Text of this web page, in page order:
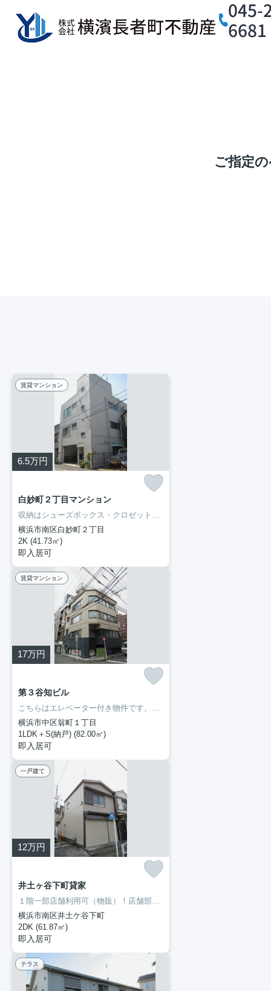
045-
6681
ご指定
賃貸マンション
6.5万円
白妙町２丁目マンション
収納はシューズボックス・クロゼットなどが備え付けられているので、衣類や日用品の収納に重宝します。室内設備は追い焚き・エアコンなど充実した設備を備え付けています。新生活を失敗せず、スタートさせたいならこちらの「白妙町2丁目マンション」はいかがでしょうか。生活する上でもっとも大切な住環境。横浜市南区エリアやブルーライン阪東橋付近であなたのライフスタイルに合ったお部屋をご紹介致します。
横浜市南区白妙町２丁目
2K (41.73㎡)
即入居可
賃貸マンション
17万円
第３谷知ビル
こちらはエレベーター付き物件です。専有面積も余裕の82㎡。モニターで来訪者を確認して、インターホンを通じて室内から会話することができます。室内設備はエアコン・バストイレ別など大変充実しております。ぜひ一度見ていただきたい、「第3谷知ビル」です。京浜東北線関内近くでなら、交通面で不自由のない暮らしができるでしょう。まずは横濱長者町不動産にお問い合わせください。
横浜市中区翁町１丁目
1LDK＋S(納戸) (82.00㎡)
即入居可
一戸建て
12万円
井土ヶ谷下町貸家
１階一部店舗利用可（物販）！店舗部分倉庫としても利用できます！トイレが2ヶ所あります。二人暮らしをするかたにオススメなのが2DKの物件です。室内設備は全居室フロアタイル・シャッター・バストイレ別などが揃っているので、快適に過ごしやすいお部屋になります。当社イチオシの物件の「井土ヶ谷下町貸家」。ぜひ一度ご覧ください。見学の際は、一度045-251-6681までご連絡下さいませ。
横浜市南区井土ケ谷下町
2DK (61.87㎡)
即入居可
テラス